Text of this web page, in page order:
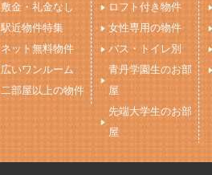
敷金・礼金なし
駅近物件特集
ネット無料物件
広いワンルーム
二部屋以上の物件
ロフト付き物件
女性専用の物件
バス・トイレ別
青丹学園生のお部
屋
先端大学生のお部
屋